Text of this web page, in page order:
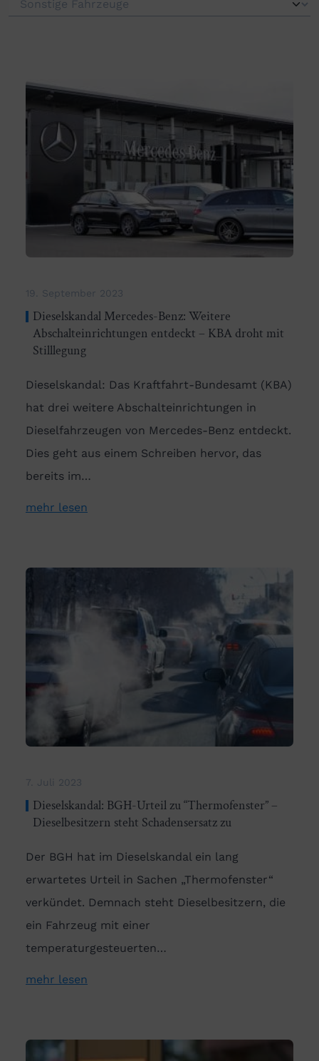
19. September 2023
Dieselskandal Mercedes-Benz: Weitere
Abschalteinrichtungen entdeckt – KBA droht mit
Stilllegung
Dieselskandal: Das Kraftfahrt-Bundesamt (KBA)
hat drei weitere Abschalteinrichtungen in
Dieselfahrzeugen von Mercedes-Benz entdeckt.
Dies geht aus einem Schreiben hervor, das
bereits im…
mehr lesen
7. Juli 2023
Dieselskandal: BGH-Urteil zu “Thermofenster” –
Dieselbesitzern steht Schadensersatz zu
Der BGH hat im Dieselskandal ein lang
erwartetes Urteil in Sachen „Thermofenster“
verkündet. Demnach steht Dieselbesitzern, die
ein Fahrzeug mit einer
temperaturgesteuerten…
mehr lesen